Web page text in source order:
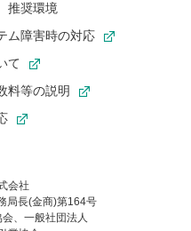
推奨環境
ム障害時の対応
て
料等の説明
会社
局長(金商)第164号
会、一般社団法人
定の機能です。
つでもお気に入りのコンテ